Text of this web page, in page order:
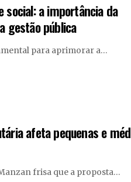
social: a importância da
gestão pública
para aprimorar a…
afeta pequenas e
frisa que a proposta…